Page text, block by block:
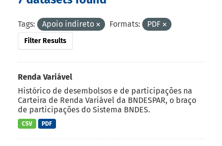
Tags: Apoio indireto Formats: PDF
Filter Results
Renda Variável
Histórico de desembolsos e de participações na
Carteira de Renda Variável da BNDESPAR, o braço
de participações do Sistema BNDES.
CSV PDF